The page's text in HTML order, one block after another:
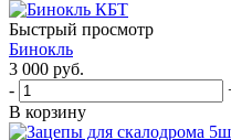
Быстрый просмотр
Бинокль
3 000 руб.
-
В корзину